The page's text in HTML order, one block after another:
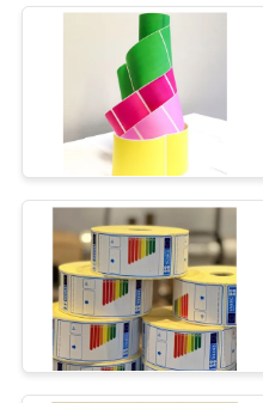
CONTACTEZ-
NOUVELLES
DEMANDEZ
UNE
CITATION
PLAN
Anti